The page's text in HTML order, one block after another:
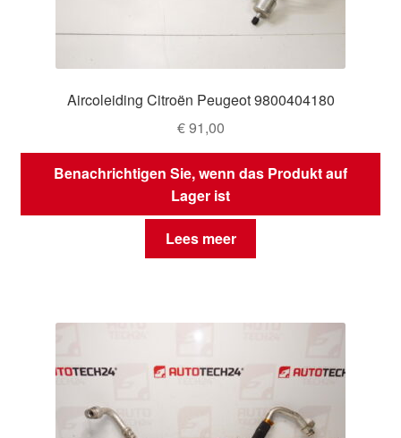
Aircoleiding Citroën Peugeot 9800404180
€91,00
Benachrichtigen Sie, wenn das Produkt auf
Lager ist
Lees meer